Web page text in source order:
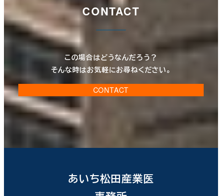
CONTACT
この場合はどうなんだろう？
そんな時はお気軽にお尋ねください。
CONTACT
あいち松田産業医